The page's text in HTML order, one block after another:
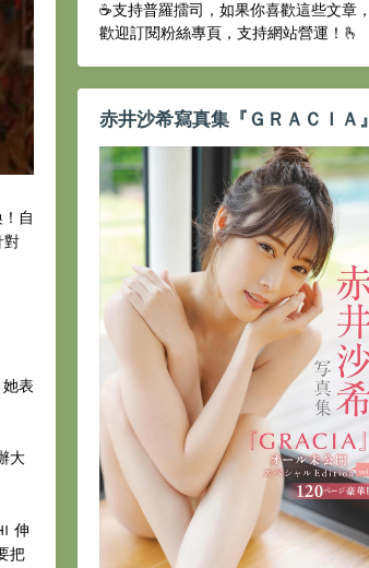
自
對
她表
大
伸
把
☕️支持普羅擂司，如果你喜歡這些文章，
歡迎訂閱粉絲專頁，支持網站營運！🫰
赤井沙希寫真集『ＧＲＡＣＩＡ』